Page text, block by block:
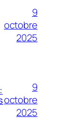
9
octobre
2025
9
octobre
2025